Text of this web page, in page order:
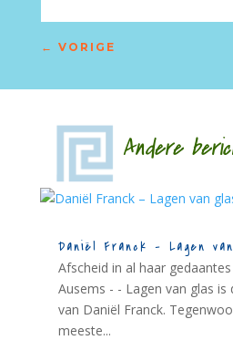
← VORIGE
Andere
Daniël Franck – Lagen
Afscheid in al haar
Ausems - - Lagen van glas is
van Daniël Franck.
meeste...